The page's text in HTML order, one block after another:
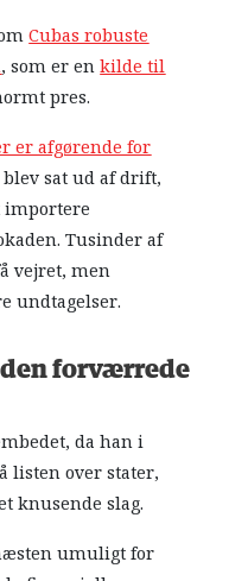
Cubas robuste
, som er enkilde til
pres.
er afgørende for
blev sat ud af drift,
Tusinder af
vejret, men
undtagelser.
forværrede
da han i
listen over stater,
knusende slag.
umuligt for